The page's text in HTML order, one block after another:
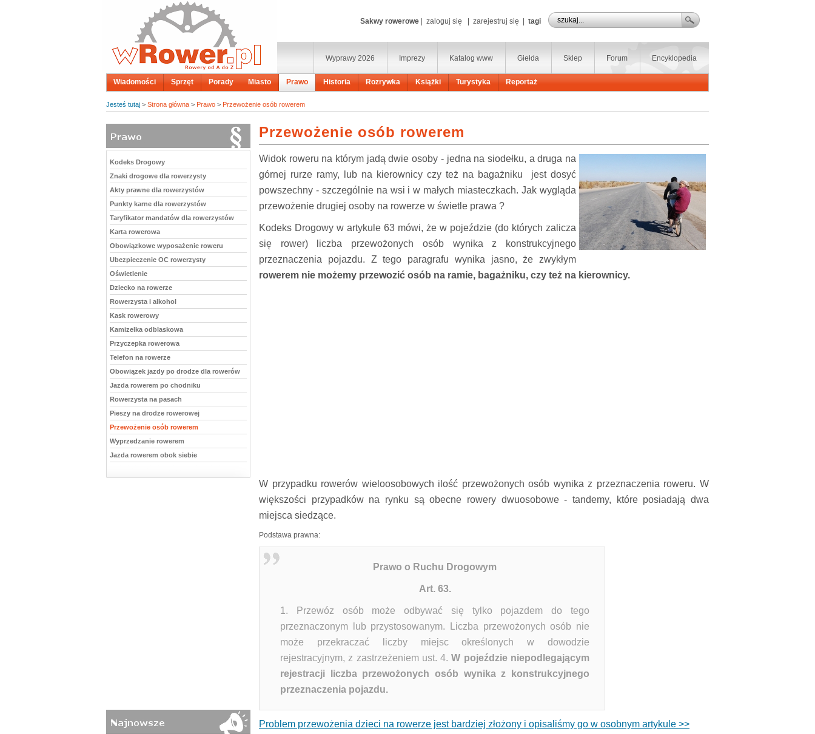
Sakwy rowerowe zaloguj się zarejestruj się tagi
Encyklopedia
Forum
Sklep
Giełda
Katalog www
Imprezy
Wyprawy 2026
Wiadomości Sprzęt Porady Miasto Prawo Historia Rozrywka Książki Turystyka Reportaż
Jesteś tutaj > Strona główna > Prawo > Przewożenie osób rowerem
Kodeks Drogowy
Znaki drogowe dla rowerzysty
Akty prawne dla rowerzystów
Punkty karne dla rowerzystów
Taryfikator mandatów dla rowerzystów
Karta rowerowa
Obowiązkowe wyposażenie roweru
Ubezpieczenie OC rowerzysty
Oświetlenie
Dziecko na rowerze
Rowerzysta i alkohol
Kask rowerowy
Kamizelka odblaskowa
Przyczepka rowerowa
Telefon na rowerze
Obowiązek jazdy po drodze dla rowerów
Jazda rowerem po chodniku
Rowerzysta na pasach
Pieszy na drodze rowerowej
Przewożenie osób rowerem
Wyprzedzanie rowerem
Jazda rowerem obok siebie
Przewożenie osób rowerem
Widok roweru na którym jadą dwie osoby - jedna na siodełku, a druga na
górnej rurze ramy, lub na kierownicy czy też na bagażniku jest dosyć
powszechny - szczególnie na wsi i w małych miasteczkach. Jak wygląda
przewożenie drugiej osoby na rowerze w świetle prawa ?
Kodeks Drogowy w artykule 63 mówi, że w pojeździe (do których zalicza
się rower) liczba przewożonych osób wynika z konstrukcyjnego
przeznaczenia pojazdu. Z tego paragrafu wynika jasno, że zwykłym
rowerem nie możemy przewozić osób na ramie, bagażniku, czy też na kierownicy.
W przypadku rowerów wieloosobowych ilość przewożonych osób wynika z przeznaczenia roweru. W
większości przypadków na rynku są obecne rowery dwuosobowe - tandemy, które posiadają dwa
miejsca siedzące.
Podstawa prawna:
Prawo o Ruchu Drogowym
Art. 63.
1. Przewóz osób może odbywać się tylko pojazdem do tego
przeznaczonym lub przystosowanym. Liczba przewożonych osób nie
może przekraczać liczby miejsc określonych w dowodzie
rejestracyjnym, z zastrzeżeniem ust. 4.W pojeździe niepodlegającym
rejestracji liczba przewożonych osób wynika z konstrukcyjnego
przeznaczenia pojazdu.
Problem przewożenia dzieci na rowerze jest bardziej złożony i opisaliśmy go w osobnym artykule >>